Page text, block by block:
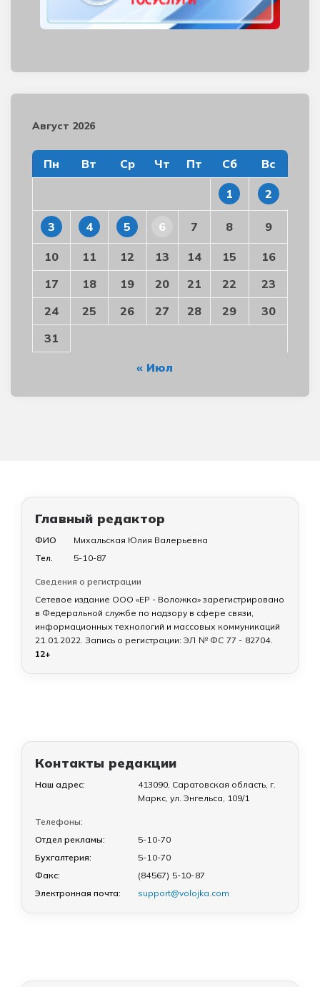
Август 2026
Пн Вт Ср Чт Пт Сб Вс
1 2
3 4 5 6 7 8 9
10 11 12 13 14 15
16
17
18 19 20 21 22
23
24
25 26 27 28 29
30
31
« Июл
Главный редактор
ФИО
Михальская Юлия Валерьевна
Тел.
5-10-87
Сведения о регистрации
Сетевое издание ООО «ЕР - Воложка» зарегистрировано
в Федеральной службе по надзору в сфере связи,
информационных технологий и массовых коммуникаций
21.01.2022. Запись о регистрации: ЭЛ № ФС 77 - 82704.
12+
Контакты редакции
Наш адрес:
413090, Саратовская область, г.
Маркс, ул. Энгельса, 109/1
Телефоны:
Отдел рекламы:
5-10-70
Бухгалтерия:
5-10-70
Факс:
(84567) 5-10-87
Электронная почта:
support@volojka.com